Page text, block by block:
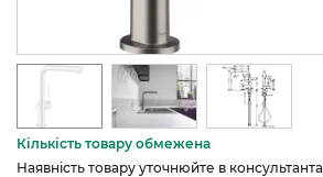
Кількість товару обмежена
Наявність товару уточнюйте в консультанта